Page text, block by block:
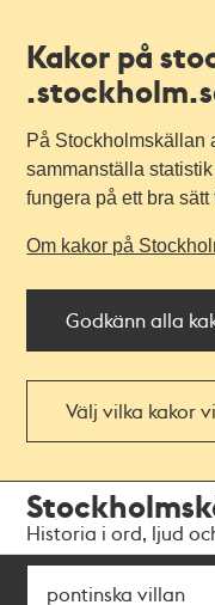
Kakor på
På Stockholmskällan
sammanställa
fungera på ett bra sätt
Om kakor på
Godkänn alla
Välj vilka kakor
navigationen
huvudinnehållet
Historia i ord, ljud
Sök